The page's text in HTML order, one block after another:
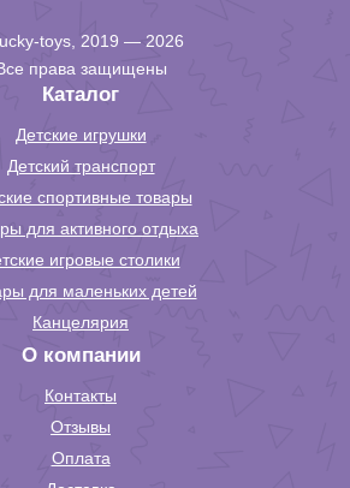
toys, 2019 — 2026
права защищены
Каталог
Детские игрушки
Детский транспорт
спортивные товары
для активного отдыха
игровые столики
для маленьких детей
Канцелярия
О компании
Контакты
Отзывы
Оплата